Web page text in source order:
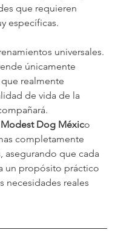
que requieren
específicas.
universales.
únicamente
realmente
de vida de la
Modest Dog México
completamente
asegurando que cada
un propósito práctico
necesidades reales